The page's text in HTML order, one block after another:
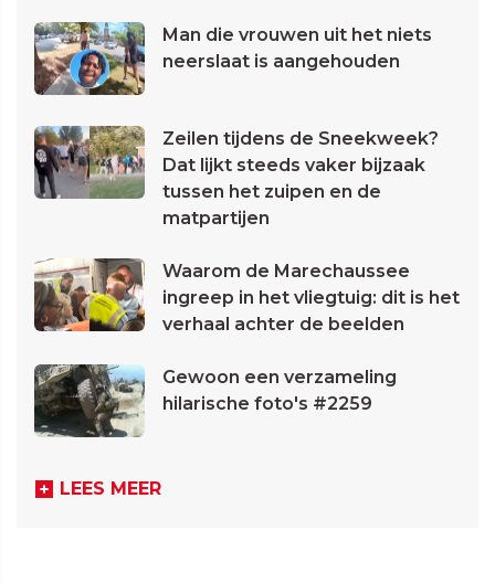
Man die vrouwen uit het niets
neerslaat is aangehouden
Zeilen tijdens de Sneekweek?
Dat lijkt steeds vaker bijzaak
tussen het zuipen en de
matpartijen
Waarom de Marechaussee
ingreep in het vliegtuig: dit is het
verhaal achter de beelden
Gewoon een verzameling
hilarische foto's #2259
LEES MEER